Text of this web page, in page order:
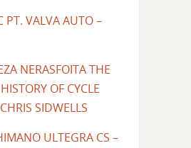
PT. VALVA AUTO –
NERASFOITA THE
OF CYCLE
SIDWELLS
ULTEGRA CS –